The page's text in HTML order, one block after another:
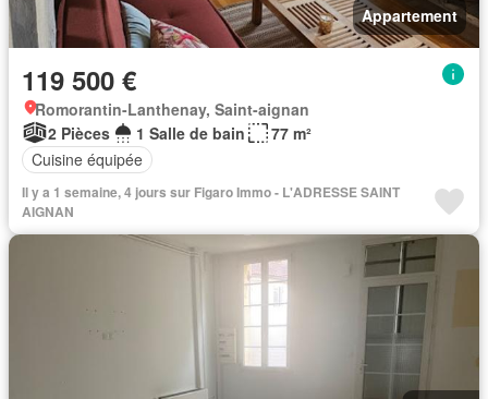
Appartement
119 500 €
Romorantin-Lanthenay, Saint-aignan
2 Pièces
1 Salle de bain
77 m²
Cuisine équipée
Il y a 1 semaine, 4 jours sur Figaro Immo - L'ADRESSE SAINT
AIGNAN